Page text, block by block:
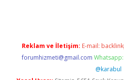
Reklam ve İletişim: E-mail:
forumhizmeti@gmail.com
@karabul